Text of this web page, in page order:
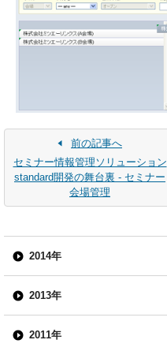
前の記事へ
セミナー情報管理ソリューション
standard開発の舞台裏 - セミナー
会場管理
2014年
2013年
2011年